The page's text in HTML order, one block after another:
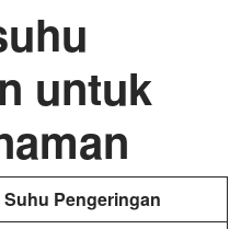
untuk
Suhu Pengeringan